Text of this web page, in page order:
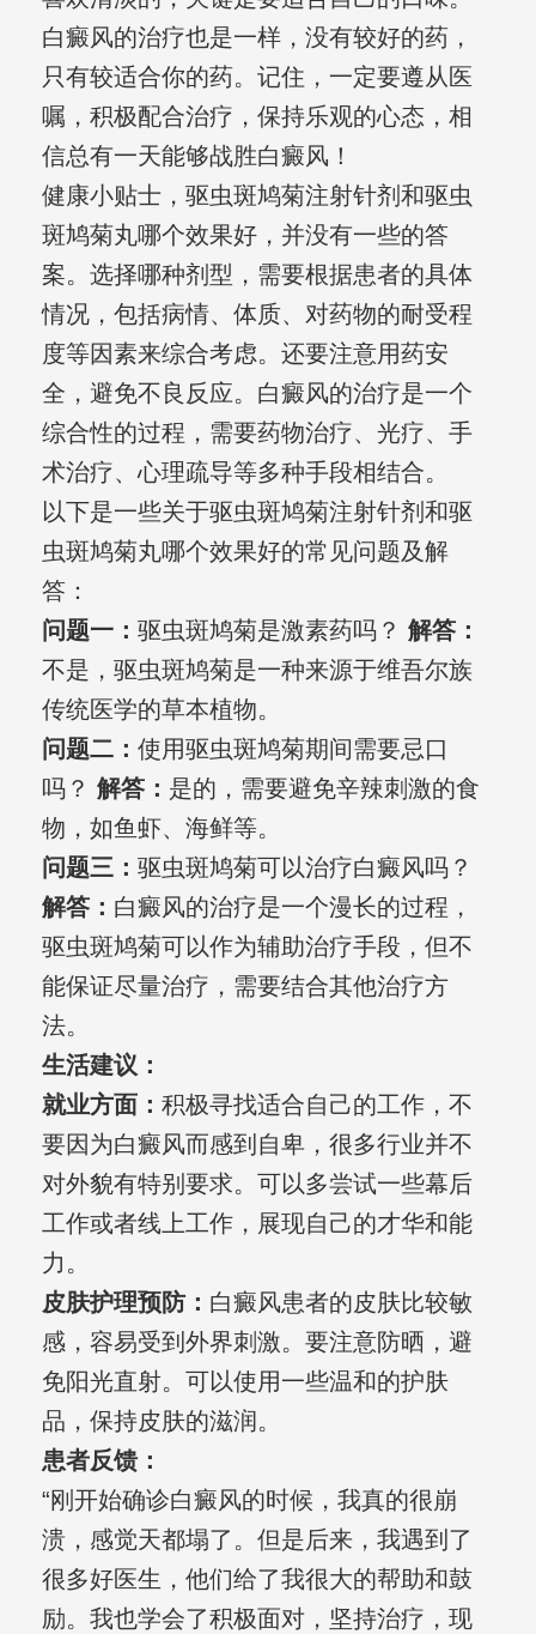
白癜风的治疗也是一样，没有较好的药，
只有较适合你的药。记住，一定要遵从医
嘱，积极配合治疗，保持乐观的心态，相
信总有一天能够战胜白癜风！
健康小贴士，驱虫斑鸠菊注射针剂和驱虫
斑鸠菊丸哪个效果好，并没有一些的答
案。选择哪种剂型，需要根据患者的具体
情况，包括病情、体质、对药物的耐受程
度等因素来综合考虑。还要注意用药安
全，避免不良反应。白癜风的治疗是一个
综合性的过程，需要药物治疗、光疗、手
术治疗、心理疏导等多种手段相结合。
以下是一些关于驱虫斑鸠菊注射针剂和驱
虫斑鸠菊丸哪个效果好的常见问题及解
答：
问题一： 驱虫斑鸠菊是激素药吗？ 解答：
不是，驱虫斑鸠菊是一种来源于维吾尔族
传统医学的草本植物。
问题二： 使用驱虫斑鸠菊期间需要忌口
吗？ 解答： 是的，需要避免辛辣刺激的食
物，如鱼虾、海鲜等。
问题三： 驱虫斑鸠菊可以治疗白癜风吗？
解答： 白癜风的治疗是一个漫长的过程，
驱虫斑鸠菊可以作为辅助治疗手段，但不
能保证尽量治疗，需要结合其他治疗方
法。
生活建议：
就业方面： 积极寻找适合自己的工作，不
要因为白癜风而感到自卑，很多行业并不
对外貌有特别要求。可以多尝试一些幕后
工作或者线上工作，展现自己的才华和能
力。
皮肤护理预防： 白癜风患者的皮肤比较敏
感，容易受到外界刺激。要注意防晒，避
免阳光直射。可以使用一些温和的护肤
品，保持皮肤的滋润。
患者反馈：
“刚开始确诊白癜风的时候，我真的很崩
溃，感觉天都塌了。但是后来，我遇到了
很多好医生，他们给了我很大的帮助和鼓
励。我也学会了积极面对，坚持治疗，现